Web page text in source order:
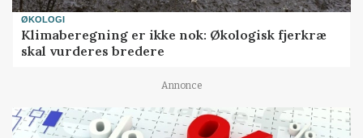
ØKOLOGI
Klimaberegning er ikke nok: Økologisk fjerkræ
skal vurderes bredere
Annonce